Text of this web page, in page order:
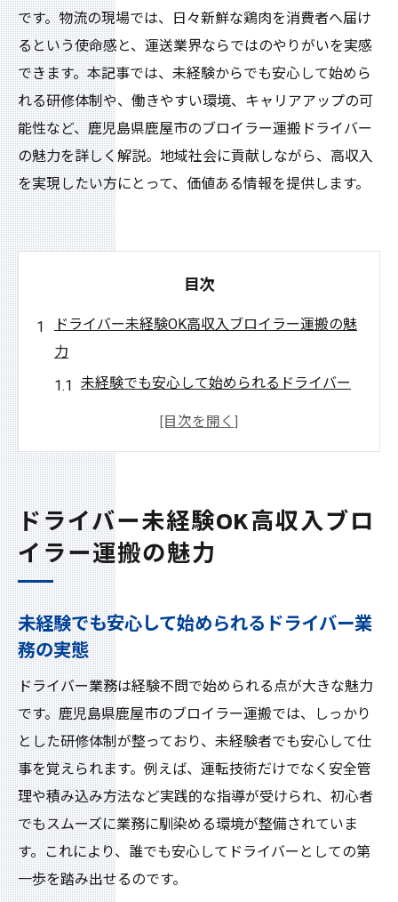
です。物流の現場では、日々新鮮な鶏肉を消費者へ届け
るという使命感と、運送業界ならではのやりがいを実感
できます。本記事では、未経験からでも安心して始めら
れる研修体制や、働きやすい環境、キャリアアップの可
能性など、鹿児島県鹿屋市のブロイラー運搬ドライバー
の魅力を詳しく解説。地域社会に貢献しながら、高収入
を実現したい方にとって、価値ある情報を提供します。
目次
ドライバー未経験OK高収入ブロイラー運搬の魅
力
未経験でも安心して始められるドライバー
す方法とは
地域貢献につながるブロイラー運搬ドライ
バーの役割
ドライバー未経験者でも高収入を実現でき
る理由
ブロイラー運搬ならではの働きやすさとド
ライバーの魅力
高収入と経験不問が両立するドライバーの
求人事情
高収入目指せるブロイラー運搬ドライバー募集
高収入ドライバーになれるブロイラー運搬
の募集内容
未経験歓迎のブロイラー運搬ドライバー求
人の特徴
ドライバーとして成長できるブロイラー運
ドライバー未経験OK高収入ブロ
イラー運搬の魅力
未経験でも安心して始められるドライバー業
務の実態
ドライバー業務は経験不問で始められる点が大きな魅力
です。鹿児島県鹿屋市のブロイラー運搬では、しっかり
とした研修体制が整っており、未経験者でも安心して仕
事を覚えられます。例えば、運転技術だけでなく安全管
理や積み込み方法など実践的な指導が受けられ、初心者
でもスムーズに業務に馴染める環境が整備されていま
す。これにより、誰でも安心してドライバーとしての第
一歩を踏み出せるのです。